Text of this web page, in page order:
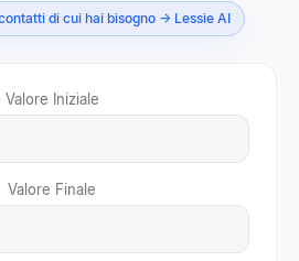
di cui hai bisogno → Lessie AI
Valore Iniziale
Valore Finale